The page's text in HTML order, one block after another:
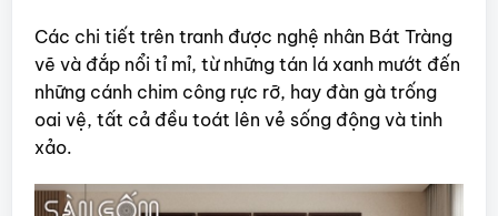
Các chi tiết trên tranh được nghệ nhân Bát Tràng
vẽ và đắp nổi tỉ mỉ, từ những tán lá xanh mướt đến
những cánh chim công rực rỡ, hay đàn gà trống
oai vệ, tất cả đều toát lên vẻ sống động và tinh
xảo.